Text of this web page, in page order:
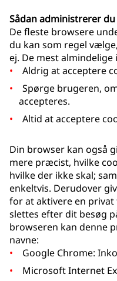
Sådan administrerer
De fleste browsere
du kan som regel
ej. De mest
Aldrig at acceptere
Spørge brugeren,
accepteres.
Altid at acceptere
Din browser kan også
mere præcist, hvilke
hvilke der ikke skal;
enkeltvis. Derudover
for at aktivere en
slettes efter dit besøg
browseren kan denne
navne:
Google Chrome:
Microsoft Internet